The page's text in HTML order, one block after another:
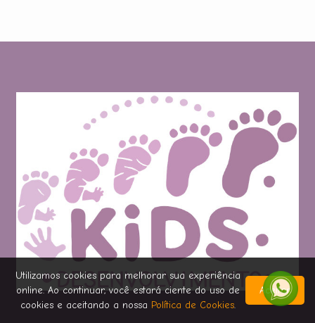
Utilizamos cookies para melhorar sua experiência
online. Ao continuar, você estará ciente do uso de
cookies e aceitando a nossa Política de Cookies.
Aceitar